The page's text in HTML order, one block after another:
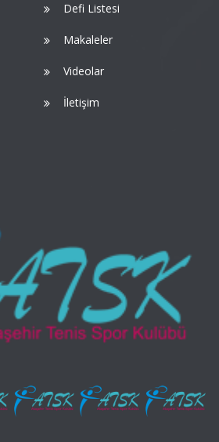
Defi Listesi
Makaleler
Videolar
İletişim